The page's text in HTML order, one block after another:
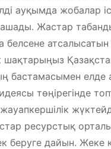
ауқымда
Жастар
атсалысатын
шақтарыңыз
бастамасымен
төңірегінде
ресурстық
беруге дайын. Жеке